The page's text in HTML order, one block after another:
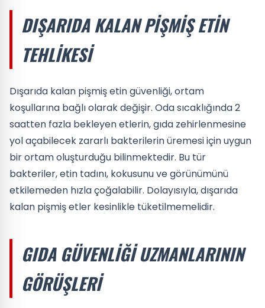
DIŞARIDA KALAN PIŞMIŞ ETIN
TEHLIKESI
Dışarıda kalan pişmiş etin güvenliği, ortam
koşullarına bağlı olarak değişir. Oda sıcaklığında 2
saatten fazla bekleyen etlerin, gıda zehirlenmesine
yol açabilecek zararlı bakterilerin üremesi için uygun
bir ortam oluşturduğu bilinmektedir. Bu tür
bakteriler, etin tadını, kokusunu ve görünümünü
etkilemeden hızla çoğalabilir. Dolayısıyla, dışarıda
kalan pişmiş etler kesinlikle tüketilmemelidir.
GIDA GÜVENLIĞI UZMANLARININ
GÖRÜŞLERI